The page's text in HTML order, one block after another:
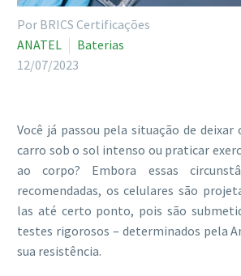
Por BRICS Certificações
ANATEL
Baterias
12/07/2023
Você já passou pela situação de
carro sob o sol intenso ou praticar
ao corpo? Embora essas
recomendadas, os celulares são
las até certo ponto, pois são
testes rigorosos – determinados pela
sua resistência.